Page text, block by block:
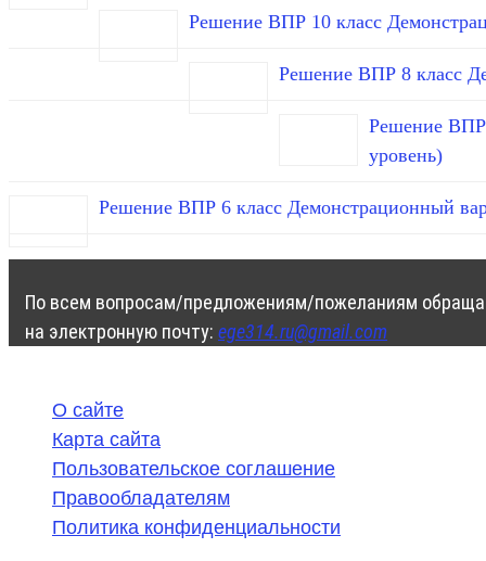
Решение ВПР 10 класс
Решение ВПР 8 класс
Решение ВПР
уровень)
Решение ВПР 6 класс Демонстрационный
По всем вопросам/предложениям/пожеланиям
на электронную почту: ege314.ru@gmail.com
О сайте
Карта сайта
Пользовательское соглашение
Правообладателям
Политика конфиденциальности